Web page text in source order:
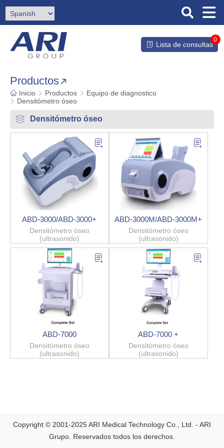
Lista de consultas
0
Productos
Inicio Productos
Equipo de diagnostico
Densitómetro óseo
Densitómetro óseo
ABD-3000/ABD-3000+
Densitómetro óseo
(ultrasonido)
ABD-3000M/ABD-3000M+
Densitómetro óseo
(ultrasonido)
ABD-7000
Densitómetro óseo
(ultrasonido)
ABD-7000 +
Densitómetro óseo
(ultrasonido)
Copyright © 2001-2025 ARI Medical Technology Co., Ltd. - ARI
Grupo. Reservados todos los derechos.